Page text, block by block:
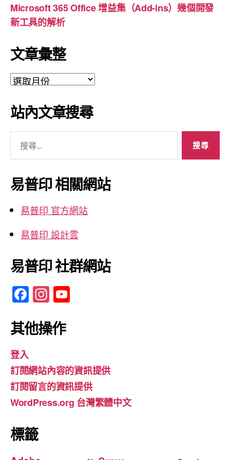
Microsoft 365 Office 增益集（Add-ins）幾個開發
新工具的解析
文章彙整
文
彙
整
站內文章搜尋
關
鍵
字:
易普印 相關網站
易普印 官方網站
易普印 設計雲
易普印 社群網站
F
a
c
b
o
o
k
In
st
a
gr
a
m
u
b
e
其他操作
登入
訂閱網站內容的資訊提供
訂閱留言的資訊提供
WordPress.org 台灣繁體中文
標籤